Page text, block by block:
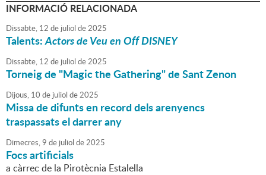
INFORMACIÓ RELACIONADA
Dissabte, 12 de juliol de2025
Talents:Actors de Veu en Off DISNEY
Dissabte, 12 de juliol de2025
Torneig de "Magic the Gathering" de Sant Zenon
Dijous, 10 de juliol de2025
Missa de difunts en record dels arenyencs
traspassats el darrer any
Dimecres,9 de juliol de2025
Focs artificials
a càrrec de la Pirotècnia Estalella